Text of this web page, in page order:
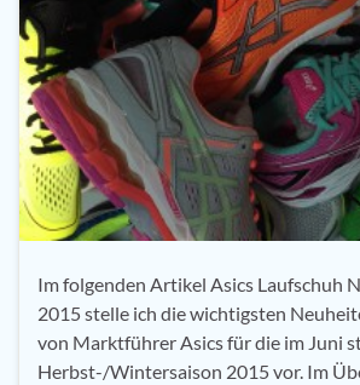
Im folgenden Artikel Asics Laufschuh
2015 stelle ich die wichtigsten
von Marktführer Asics für die im Juni
Herbst-/Wintersaison 2015 vor. Im